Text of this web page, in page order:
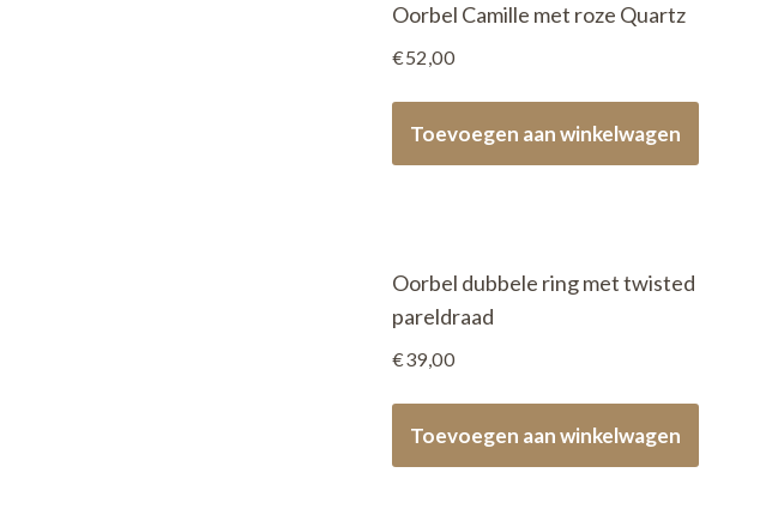
Oorbel Camille met roze Quartz
€52,00
Toevoegen aan winkelwagen
Oorbel dubbele ring met twisted
pareldraad
€39,00
Toevoegen aan winkelwagen